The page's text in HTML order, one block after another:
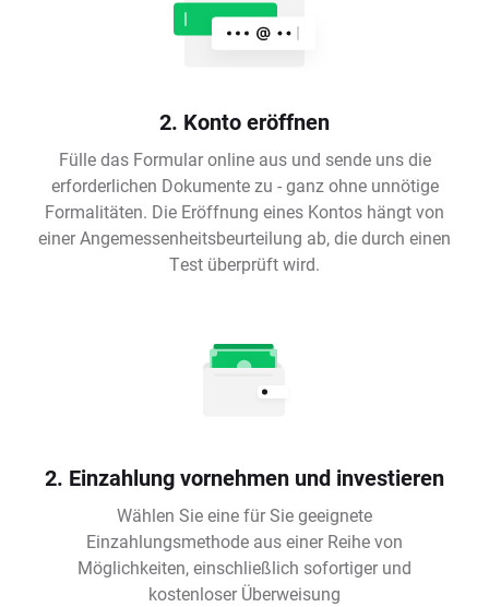
2. Konto eröffnen
Fülle das Formular online aus und sende uns die
erforderlichen Dokumente zu - ganz ohne unnötige
Formalitäten. Die Eröffnung eines Kontos hängt von
einer Angemessenheitsbeurteilung ab, die durch einen
Test überprüft wird.
2. Einzahlung vornehmen und investieren
Wählen Sie eine für Sie geeignete
Einzahlungsmethode aus einer Reihe von
Möglichkeiten, einschließlich sofortiger und
kostenloser Überweisung